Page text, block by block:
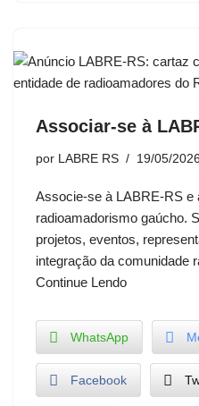
Associar-se à
por LABRE RS 19/05/2026
Associe-se à LABRE-RS e
radioamadorismo gaúcho.
projetos, eventos,
integração da comunidade
Continue Lendo
WhatsApp
Facebook